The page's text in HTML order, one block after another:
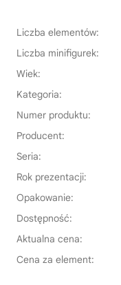
Liczba elementów:
Liczba minifigurek:
Wiek:
Kategoria:
Numer produktu:
Producent:
Seria:
Rok prezentacji:
Opakowanie:
Dostępność:
Aktualna cena:
Cena za element: